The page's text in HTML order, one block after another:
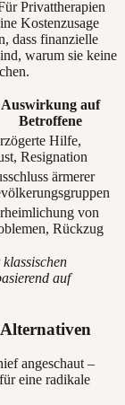
Privattherapien
Kostenzusage
dass finanzielle
warum sie keine
Auswirkung auf
Betroffene
Hilfe,
Resignation
ärmerer
von
Rückzug
auf
angeschaut –
eine radikale